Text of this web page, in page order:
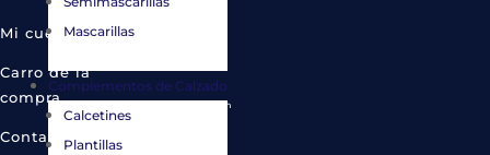
Mascarillas
Complementos de Calzado
Calcetines
Plantillas
Mi cuenta
Carro de la
compra
Contacta con
949 22 97 13
info@almacenesgredos.com